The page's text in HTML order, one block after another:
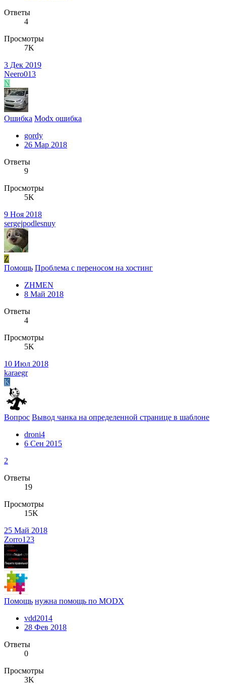
Ответы
4
Просмотры
7K
3 Дек 2019
Neero013
N
Ошибка Modx ошибка
gordy
26 Мар 2018
Ответы
9
Просмотры
5K
9 Ноя 2018
sergejpodlesnuy
Z
Помощь Проблема с переносом на хостинг
ZHMEN
8 Май 2018
Ответы
4
Просмотры
5K
10 Июл 2018
karaegr
K
Вопрос Вывод чанка на определенной странице в шаблоне
droni4
6 Сен 2015
2
Ответы
19
Просмотры
15K
25 Май 2018
Zorro123
Помощь нужна помощь по MODX
vdd2014
28 Фев 2018
Ответы
0
Просмотры
3K